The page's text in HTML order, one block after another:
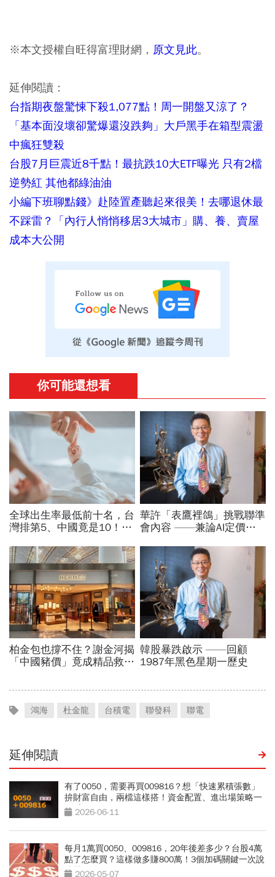
※本文授權自旺得富理財網， 原文見此。
延伸閱讀：
台指期夜盤驚悚下殺1,077點！周一開盤又涼了？
「基本面沒壞卻驚爆還沒跌夠」大戶黑手在箱型震盪
中瘋狂雙殺
台股7月巨震近8千點！最抗跌10大ETF曝光 只有2檔
逆勢紅 其他都綠油油
小編下班聊點錢》赴陸置產聽起來很美！去哪退休最
不踩雷？「內行人悄悄移居3大城市」購、養、賣屋
成本大公開
鴻海 杜金龍 台積電 聯發科 聯電
延伸閱讀
有了0050，需要再買009816？想「快速累積張數」
拚財富自由，兩檔這樣搭！資金配置、進出場策略一
次看2026-06-11
每月1萬買0050、009816，20年後差多少？台股4萬
點了怎麼買？這樣做多賺800萬！3個加碼關鍵一次說
清楚2026-05-07